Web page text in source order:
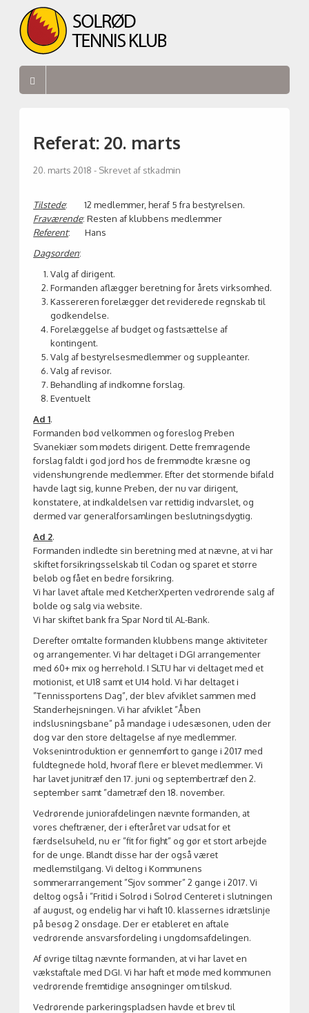
Referat: 20. marts
20. marts 2018 - Skrevet af stkadmin
Tilstede: 12 medlemmer, heraf 5 fra bestyrelsen.
Fraværende: Resten af klubbens medlemmer
Referent: Hans
Dagsorden:
Valg af dirigent.
Formanden aflægger beretning for årets virksomhed.
Kassereren forelægger det reviderede regnskab til
godkendelse.
Forelæggelse af budget og fastsættelse af
kontingent.
Valg af bestyrelsesmedlemmer og suppleanter.
Valg af revisor.
Behandling af indkomne forslag.
Eventuelt
Ad 1.
Formanden bød velkommen og foreslog Preben
Svanekiær som mødets dirigent. Dette fremragende
forslag faldt i god jord hos de fremmødte kræsne og
videnshungrende medlemmer. Efter det stormende bifald
havde lagt sig, kunne Preben, der nu var dirigent,
konstatere, at indkaldelsen var rettidig indvarslet, og
dermed var generalforsamlingen beslutningsdygtig.
Ad 2.
Formanden indledte sin beretning med at nævne, at vi har
skiftet forsikringsselskab til Codan og sparet et større
beløb og fået en bedre forsikring.
Vi har lavet aftale med KetcherXperten vedrørende salg af
bolde og salg via website.
Vi har skiftet bank fra Spar Nord til AL-Bank.
Derefter omtalte formanden klubbens mange aktiviteter
og arrangementer. Vi har deltaget i DGI arrangementer
med 60+ mix og herrehold. I SLTU har vi deltaget med et
motionist, et U18 samt et U14 hold. Vi har deltaget i
”Tennissportens Dag”, der blev afviklet sammen med
Standerhejsningen. Vi har afviklet ”Åben
indslusningsbane” på mandage i udesæsonen, uden der
dog var den store deltagelse af nye medlemmer.
Voksenintroduktion er gennemført to gange i 2017 med
fuldtegnede hold, hvoraf flere er blevet medlemmer. Vi
har lavet junitræf den 17. juni og septembertræf den 2.
september samt ”dametræf den 18. november.
Vedrørende juniorafdelingen nævnte formanden, at
vores cheftræner, der i efteråret var udsat for et
færdselsuheld, nu er ”fit for fight” og gør et stort arbejde
for de unge. Blandt disse har der også været
medlemstilgang. Vi deltog i Kommunens
sommerarrangement ”Sjov sommer” 2 gange i 2017. Vi
deltog også i ”Fritid i Solrød i Solrød Centeret i slutningen
af august, og endelig har vi haft 10. klassernes idrætslinje
på besøg 2 onsdage. Der er etableret en aftale
vedrørende ansvarsfordeling i ungdomsafdelingen.
Af øvrige tiltag nævnte formanden, at vi har lavet en
vækstaftale med DGI. Vi har haft et møde med kommunen
vedrørende fremtidige ansøgninger om tilskud.
Vedrørende parkeringspladsen havde et brev til